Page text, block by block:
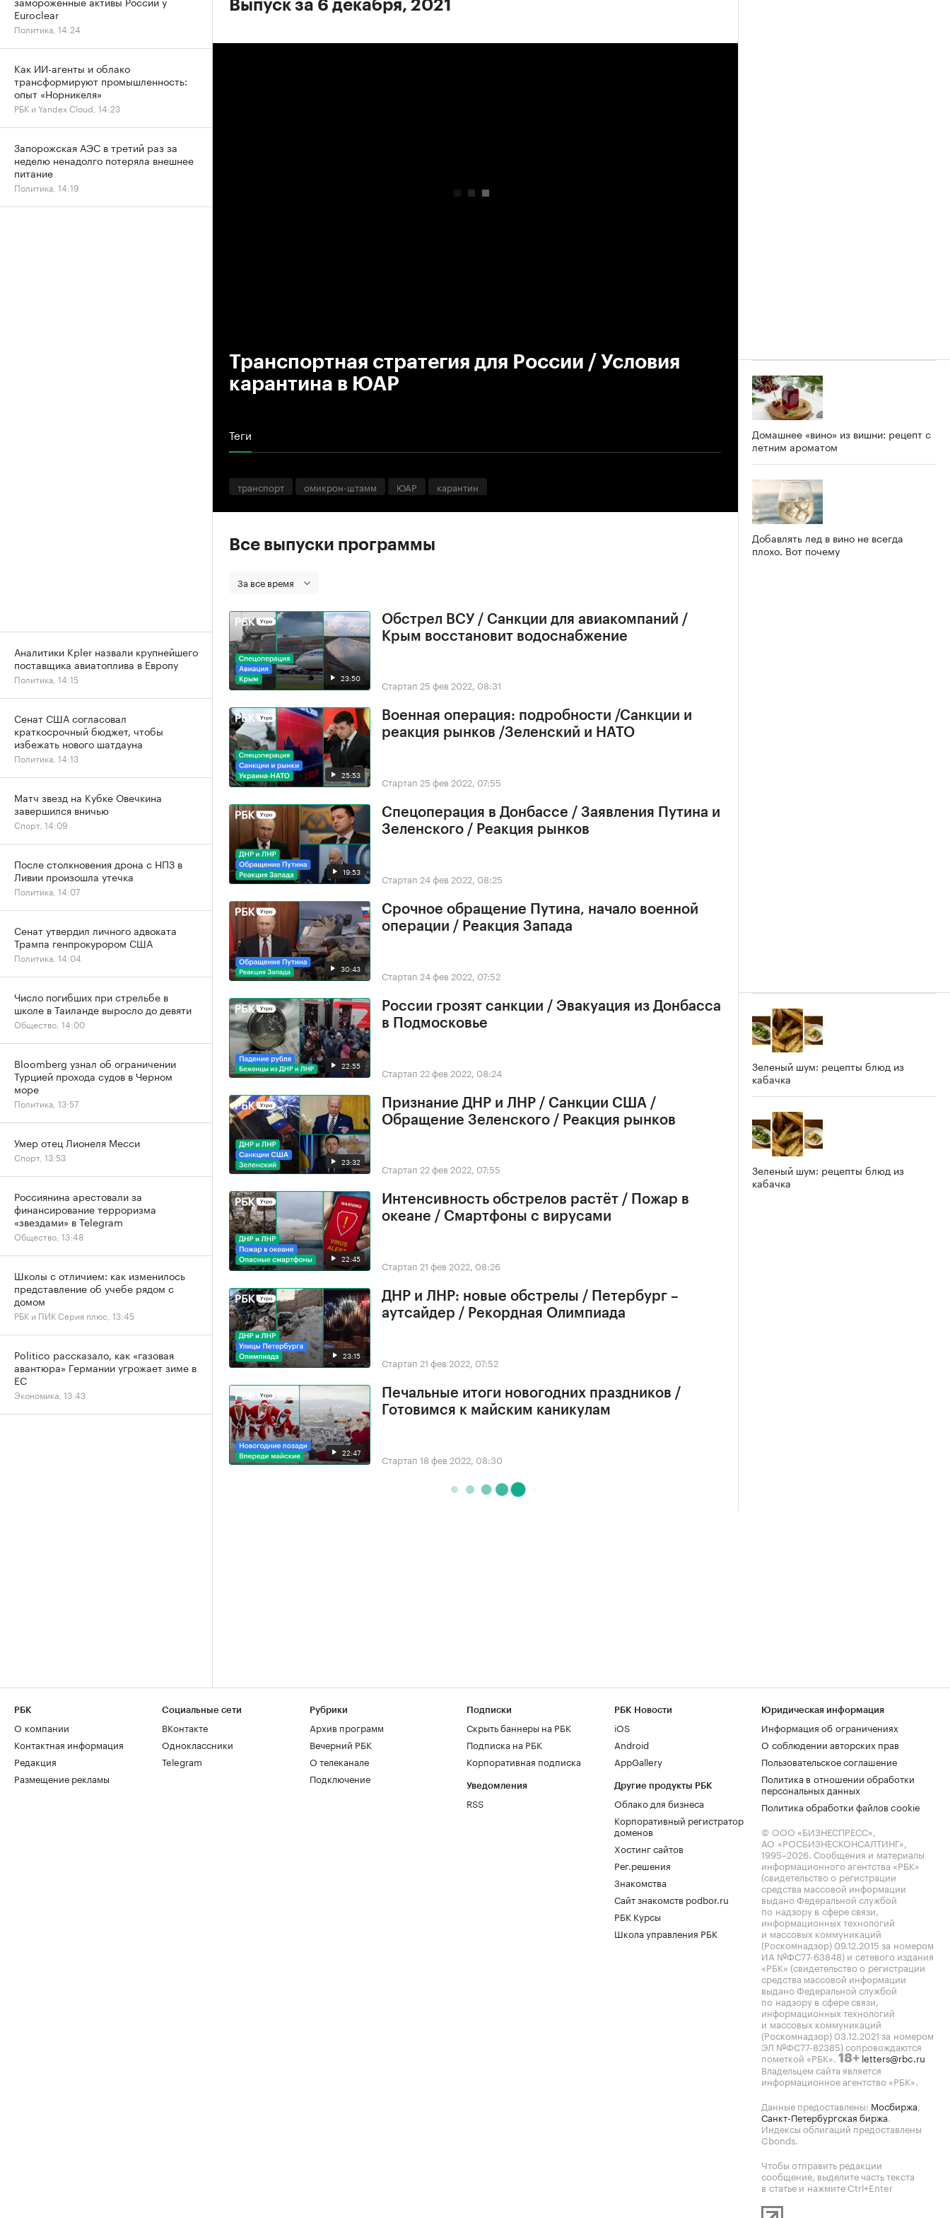
Выпуск за 6 декабря, 2021
Транспортная стратегия для России / Условия
карантина в ЮАР
Теги
транспорт омикрон-штамм ЮАР карантин
Все выпуски программы
За все время
23:50
Обстрел ВСУ / Санкции для авиакомпаний /
Крым восстановит водоснабжение
Стартап 25 фев 2022, 08:31
25:53
Военная операция: подробности /Санкции и
реакция рынков /Зеленский и НАТО
Стартап 25 фев 2022, 07:55
19:53
Спецоперация в Донбассе / Заявления Путина и
Зеленского / Реакция рынков
Стартап 24 фев 2022, 08:25
30:43
Срочное обращение Путина, начало военной
операции / Реакция Запада
Стартап 24 фев 2022, 07:52
22:55
России грозят санкции / Эвакуация из Донбасса
в Подмосковье
Стартап 22 фев 2022, 08:24
23:32
Признание ДНР и ЛНР / Санкции США /
Обращение Зеленского / Реакция рынков
Стартап 22 фев 2022, 07:55
22:45
Интенсивность обстрелов растёт / Пожар в
океане / Смартфоны с вирусами
Стартап 21 фев 2022, 08:26
23:15
ДНР и ЛНР: новые обстрелы / Петербург –
аутсайдер / Рекордная Олимпиада
Стартап 21 фев 2022, 07:52
22:47
Печальные итоги новогодних праздников /
Готовимся к майским каникулам
Стартап 18 фев 2022, 08:30
Домашнее «вино» из вишни: рецепт с
летним ароматом
Добавлять лед в вино не всегда
плохо. Вот почему
Зеленый шум: рецепты блюд из
кабачка
Зеленый шум: рецепты блюд из
кабачка
Euroclear
Политика, 14:24
Как ИИ-агенты и облако
трансформируют промышленность:
опыт «Норникеля»
РБК и Yandex Cloud, 14:23
Запорожская АЭС в третий раз за
неделю ненадолго потеряла внешнее
питание
Политика, 14:19
Аналитики Kpler назвали крупнейшего
поставщика авиатоплива в Европу
Политика, 14:15
Сенат США согласовал
краткосрочный бюджет, чтобы
избежать нового шатдауна
Политика, 14:13
Матч звезд на Кубке Овечкина
завершился вничью
Спорт, 14:09
После столкновения дрона с НПЗ в
Ливии произошла утечка
Политика, 14:07
Сенат утвердил личного адвоката
Трампа генпрокурором США
Политика, 14:04
Число погибших при стрельбе в
школе в Таиланде выросло до девяти
Общество, 14:00
Bloomberg узнал об ограничении
Турцией прохода судов в Черном
море
Политика, 13:57
Умер отец Лионеля Месси
Спорт, 13:53
Россиянина арестовали за
финансирование терроризма
«звездами» в Telegram
Общество, 13:48
Школы с отличием: как изменилось
представление об учебе рядом с
домом
РБК и ПИК Серия плюс, 13:45
Politico рассказало, как «газовая
авантюра» Германии угрожает зиме в
ЕС
Экономика, 13:43
РБК
О компании
Контактная информация
Редакция
Размещение рекламы
Социальные сети
ВКонтакте
Одноклассники
Telegram
Рубрики
Архив программ
Вечерний РБК
О телеканале
Подключение
Подписки
Скрыть баннеры на РБК
Подписка на РБК
Корпоративная подписка
Уведомления
RSS
РБК Новости
iOS
Android
AppGallery
Другие продукты РБК
Облако для бизнеса
Корпоративный регистратор
доменов
Хостинг сайтов
Рег.решения
Знакомства
Сайт знакомств podbor.ru
РБК Курсы
Школа управления РБК
Юридическая информация
Информация об ограничениях
О соблюдении авторских прав
Пользовательское соглашение
Политика в отношении обработки
персональных данных
Политика обработки файлов cookie
© ООО «БИЗНЕСПРЕСС»,
АО «РОСБИЗНЕСКОНСАЛТИНГ»,
1995–2026. Сообщения и материалы
информационного агентства «РБК»
(свидетельство о регистрации
средства массовой информации
выдано Федеральной службой
по надзору в сфере связи,
информационных технологий
и массовых коммуникаций
(Роскомнадзор) 09.12.2015 за номером
ИА №ФС77-63848) и сетевого издания
«РБК» (свидетельство о регистрации
средства массовой информации
выдано Федеральной службой
по надзору в сфере связи,
информационных технологий
и массовых коммуникаций
(Роскомнадзор) 03.12.2021 за номером
ЭЛ №ФС77-82385) сопровождаются
пометкой «РБК». 18+ letters@rbc.ru
Владельцем сайта является
информационное агентство «РБК».
Данные предоставлены: Мосбиржа,
Санкт-Петербургская биржа.
Индексы облигаций предоставлены
Cbonds.
Чтобы отправить редакции
сообщение, выделите часть текста
в статье и нажмите Ctrl+Enter